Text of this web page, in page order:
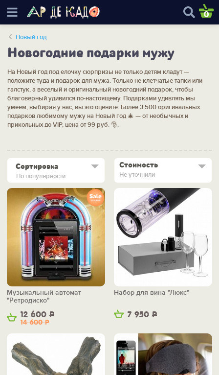
0
Новый год
Новогодние подарки мужу
На Новый год под елочку сюрпризы не только детям кладут —
положите туда и подарок для мужа. Только не клетчатые тапки или
галстук, а веселый и оригинальный новогодний подарок, чтобы
благоверный удивился по-настоящему. Подарками удивлять мы
умеем, выбирая у нас, вы это оцените. Более 3 500 оригинальных
подарков любимому мужу на Новый год 🎄 — от необычных и
прикольных до VIP, цена от 99 руб. 🎅.
По популярности
Сортировка Стоимость
Не уточнили
12 600 Р
14 600Р
Музыкальный автомат
"Ретродиско"
7 950 Р
Набор для вина "Люкс"